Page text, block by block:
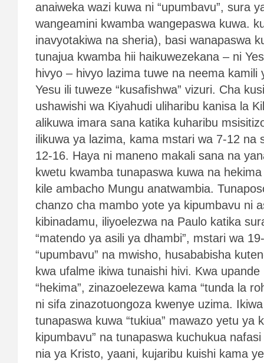
anaiweka wazi kuwa ni “upumbavu”, sura
wangeamini kwamba wangepaswa kuwa.
inavyotakiwa na sheria), basi wanapaswa
tunajua kwamba hii haikuwezekana – ni
hivyo – hivyo lazima tuwe na neema kamili
Yesu ili tuweze “kusafishwa” vizuri. Cha
ushawishi wa Kiyahudi uliharibu kanisa la
alikuwa imara sana katika kuharibu
ilikuwa ya lazima, kama mstari wa 7-12 na
12-16. Haya ni maneno makali sana na
kwetu kwamba tunapaswa kuwa na
kile ambacho Mungu anatwambia.
chanzo cha mambo yote ya kipumbavu ni
kibinadamu, iliyoelezwa na Paulo katika
“matendo ya asili ya dhambi”, mstari wa
“upumbavu” na mwisho, husababisha
kwa ufalme ikiwa tunaishi hivi. Kwa
“hekima”, zinazoelezewa kama “tunda la
ni sifa zinazotuongoza kwenye uzima.
tunapaswa kuwa “tukiua” mawazo yetu ya
kipumbavu” na tunapaswa kuchukua
nia ya Kristo, yaani, kujaribu kuishi kama